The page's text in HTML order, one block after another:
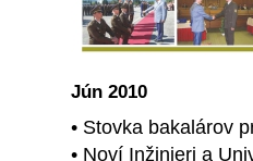
Jún 2010
• Stovka bakalárov
• Noví Inžinieri a